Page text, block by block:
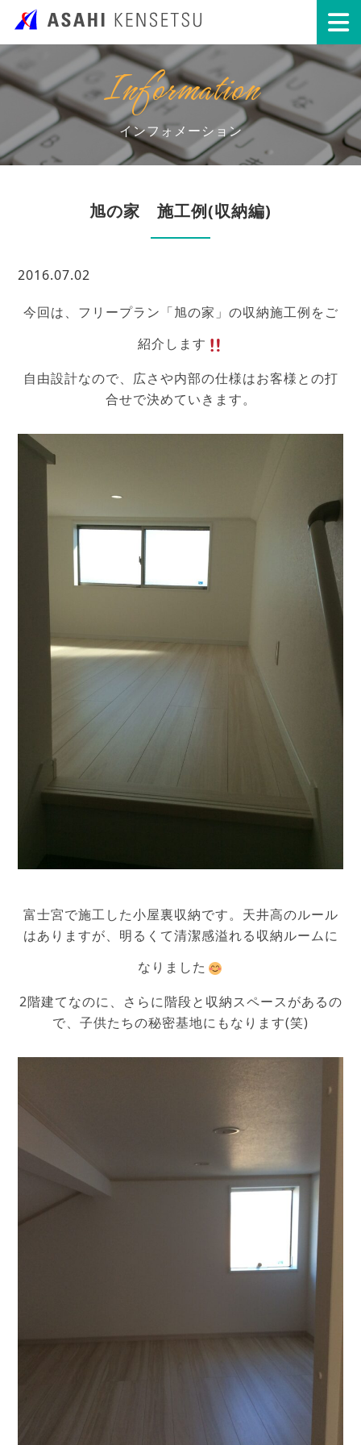
Information
インフォメーション
旭の家 施工例(収納編)
2016.07.02
今回は、フリープラン「旭の家」の収納施工例をご
紹介します
自由設計なので、広さや内部の仕様はお客様との打
合せで決めていきます。
富士宮で施工した小屋裏収納です。天井高のルール
はありますが、明るくて清潔感溢れる収納ルームに
なりました
2階建てなのに、さらに階段と収納スペースがあるの
で、子供たちの秘密基地にもなります(笑)